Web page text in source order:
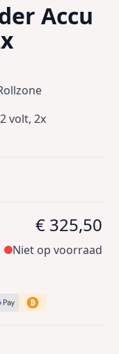
Accu
volt, 2x
€ 325,50
Niet op voorraad